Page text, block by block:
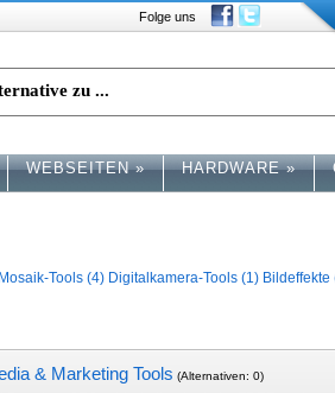
Folge uns
WEBSEITEN» HARDWARE»
Tools (4) Digitalkamera-Tools (1) Bildeffekte
& Marketing Tools (Alternativen: 0)